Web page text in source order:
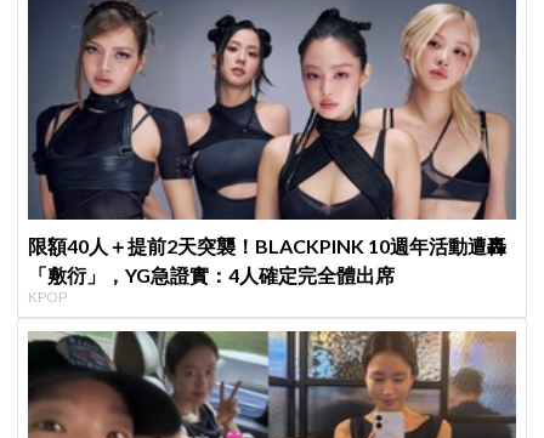
限額40人＋提前2天突襲！BLACKPINK 10週年活動遭轟
「敷衍」，YG急證實：4人確定完全體出席
KPOP